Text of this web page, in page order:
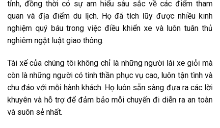
tỉnh, đồng thời có sự am hiểu sâu sắc về các điểm tham
quan và địa điểm du lịch. Họ đã tích lũy được nhiều kinh
nghiệm quý báu trong việc điều khiển xe và luôn tuân thủ
nghiêm ngặt luật giao thông.
Tài xế của chúng tôi không chỉ là những người lái xe giỏi mà
còn là những người có tinh thần phục vụ cao, luôn tận tình và
chu đáo với mỗi hành khách. Họ luôn sẵn sàng đưa ra các lời
khuyên và hỗ trợ để đảm bảo mỗi chuyến đi diễn ra an toàn
và suôn sẻ nhất.